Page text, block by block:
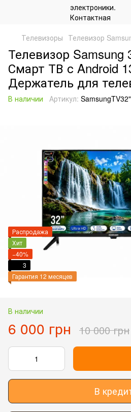
Телевизоры Телевизор
Телевизор
Смарт ТВ с Android
Держатель для
В наличии Артикул: SamsungTV32"
Распродажа
Хит
−40%
3
Гарантия 12 месяцев
В наличии
6 000 грн 10 000 грн
В